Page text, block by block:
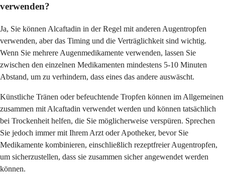
verwenden?
Ja, Sie können Alcaftadin in der Regel mit anderen Augentropfen
verwenden, aber das Timing und die Verträglichkeit sind wichtig.
Wenn Sie mehrere Augenmedikamente verwenden, lassen Sie
zwischen den einzelnen Medikamenten mindestens 5-10 Minuten
Abstand, um zu verhindern, dass eines das andere auswäscht.
Künstliche Tränen oder befeuchtende Tropfen können im Allgemeinen
zusammen mit Alcaftadin verwendet werden und können tatsächlich
bei Trockenheit helfen, die Sie möglicherweise verspüren. Sprechen
Sie jedoch immer mit Ihrem Arzt oder Apotheker, bevor Sie
Medikamente kombinieren, einschließlich rezeptfreier Augentropfen,
um sicherzustellen, dass sie zusammen sicher angewendet werden
können.